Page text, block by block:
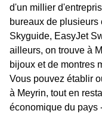
d'un millier
bureaux de plusieurs
Skyguide, EasyJet
ailleurs, on trouve à
bijoux et de montres
Vous pouvez établir
à Meyrin, tout en
économique du pays